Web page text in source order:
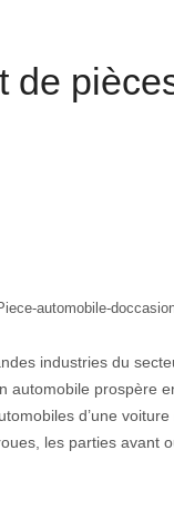
de
industries du
automobile prospère
d’une
les parties avant